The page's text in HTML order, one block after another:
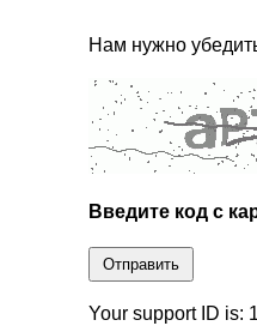
Нам нужно
Введите код с
Отправить
Your support ID is: